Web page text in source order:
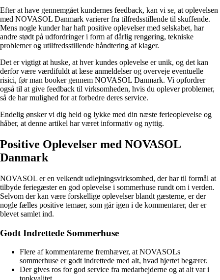
Efter at have gennemgået kundernes feedback, kan vi se, at oplevelsen
med NOVASOL Danmark varierer fra tilfredsstillende til skuffende.
Mens nogle kunder har haft positive oplevelser med selskabet, har
andre stødt på udfordringer i form af dårlig rengøring, tekniske
problemer og utilfredsstillende håndtering af klager.
Det er vigtigt at huske, at hver kundes oplevelse er unik, og det kan
derfor være værdifuldt at læse anmeldelser og overveje eventuelle
risici, før man booker gennem NOVASOL Danmark. Vi opfordrer
også til at give feedback til virksomheden, hvis du oplever problemer,
så de har mulighed for at forbedre deres service.
Endelig ønsker vi dig held og lykke med din næste ferieoplevelse og
håber, at denne artikel har været informativ og nyttig.
Positive Oplevelser med NOVASOL
Danmark
NOVASOL er en velkendt udlejningsvirksomhed, der har til formål at
tilbyde feriegæster en god oplevelse i sommerhuse rundt om i verden.
Selvom der kan være forskellige oplevelser blandt gæsterne, er der
nogle fælles positive temaer, som går igen i de kommentarer, der er
blevet samlet ind.
Godt Indrettede Sommerhuse
Flere af kommentarerne fremhæver, at NOVASOLs
sommerhuse er godt indrettede med alt, hvad hjertet begærer.
Der gives ros for god service fra medarbejderne og at alt var i